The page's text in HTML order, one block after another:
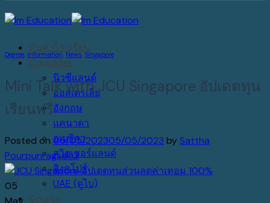
ค้นหาโรงเรียน
Countries
นิวซีแลนด์
ออสเตรเลีย
อังกฤษ
แคนาดา
อเมริกา
สวิตเซอร์แลนด์
สิงคโปร์
UAE (ดูไบ)
Course
Degree Information,News,Singapore
Mini Talk with JCU Singapore อัปเดตทุน
เรียนฟรี
Posted on 05/05/202305/05/2023 bySattha
Pourpunragsakul
05